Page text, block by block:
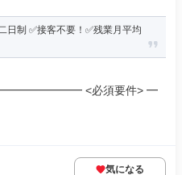
日制 ✅️接客不要！✅️残業月平均
<必須要件> ━
気になる